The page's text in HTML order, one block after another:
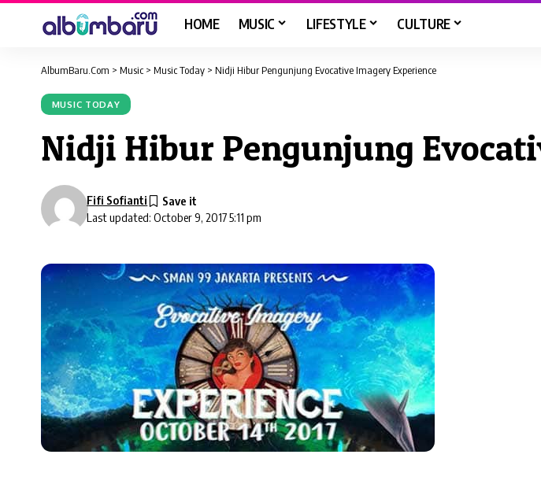
HOME MUSIC LIFESTYLE CULTURE
AlbumBaru.Com > Music > Music Today > Nidji Hibur Pengunjung Evocative Imagery Experience
MUSIC TODAY
Nidji Hibur Pengunjung
Last updated: October 9, 2017 5:11 pm
Fifi Sofianti